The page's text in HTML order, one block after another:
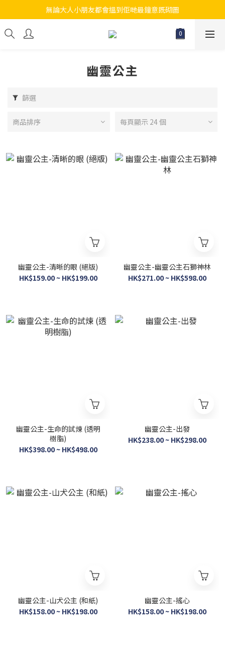
江帆天楊砌圖
無論大人小朋友都會搵到佢哋最鐘意既砌圖
江帆天楊砌圖
幽靈公主
篩選
商品排序 每頁顯示 24 個
幽靈公主-清晰的眼 (絕版)
HK$159.00 ~ HK$199.00
幽靈公主-幽靈公主石獅神林
HK$271.00 ~ HK$598.00
幽靈公主-生命的試煉 (透明
樹脂)
HK$398.00 ~ HK$498.00
幽靈公主-出發
HK$238.00 ~ HK$298.00
幽靈公主-山犬公主 (和紙)
HK$158.00 ~ HK$198.00
幽靈公主-搖心
HK$158.00 ~ HK$198.00